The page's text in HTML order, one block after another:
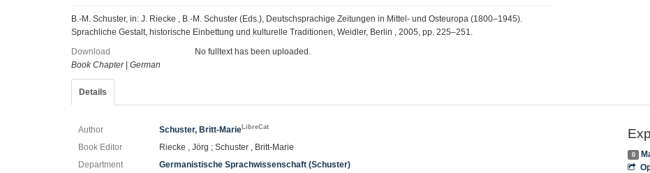
B.-M. Schuster, in: J. Riecke , B.-M. Schuster (Eds.), Deutschsprachige Zeitungen in Mittel- und Osteuropa (1800–1945).
Sprachliche Gestalt, historische Einbettung und kulturelle Traditionen, Weidler, Berlin , 2005, pp. 225–251.
Download
No fulltext has been uploaded.
Book Chapter| German
Details
Author Schuster, Britt-MarieLibreCat
Book Editor
Riecke , Jörg ; Schuster , Britt-Marie
Department
Germanistische Sprachwissenschaft (Schuster)
0